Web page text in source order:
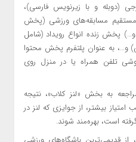
(دوبله و با زیرنویس فارسی)،
مستقیم مسابقه‌های ورزشی (پخش
پخش زنده انواع رویداد (شامل
و…، به عنوان پلتفرم پخش محتوا
تلفن همراه یا در منزل روی
به بخش «لنز کلاب»، نتیجه
بیشتر، از جوایزی که لنز در
است، بهره‌مند شوند.